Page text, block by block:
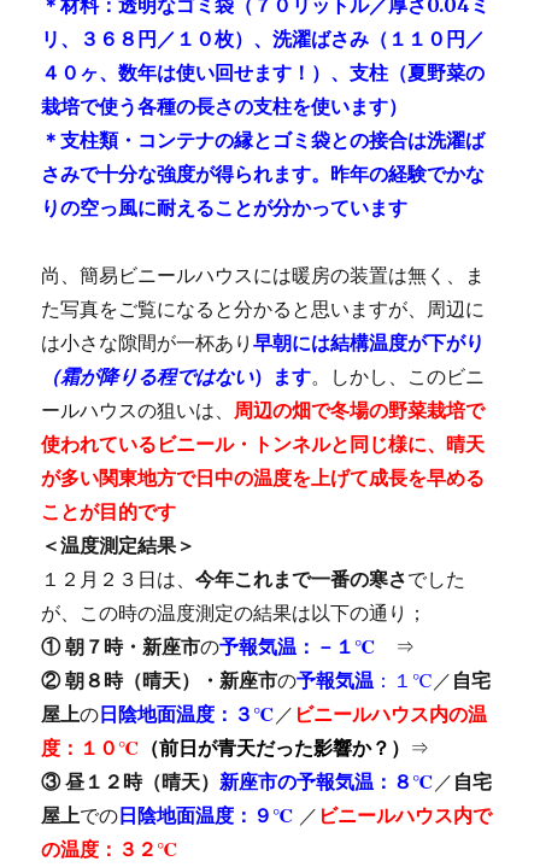
リ、３６８円／１０枚）、洗濯ばさみ（１１０円／
４０ヶ、数年は使い回せます！）、支柱（夏野菜の
栽培で使う各種の長さの支柱を使います）
＊支柱類・コンテナの縁とゴミ袋との接合は洗濯ば
さみで十分な強度が得られます。昨年の経験でかな
りの空っ風に耐えることが分かっています
尚、簡易ビニールハウスには暖房の装置は無く、ま
た写真をご覧になると分かると思いますが、周辺に
は小さな隙間が一杯あり早朝には結構温度が下がり
（霜が降りる程ではない）ます。しかし、このビニ
ールハウスの狙いは、 周辺の畑で冬場の野菜栽培で
使われているビニール・トンネルと同じ様に、晴天
が多い関東地方で日中の温度を上げて成長を早める
ことが目的です
＜温度測定結果＞
１２月２３日は、今年これまで一番の寒さでした
が、この時の温度測定の結果は以下の通り；
① 朝７時・新座市の予報気温：－１℃ ⇒
② 朝８時（晴天）・新座市の予報気温 ：１℃ ／ 自宅
屋上の日陰地面温度：３℃ ／ ビニールハウス内の温
度 ：１０℃ （前日が青天だった影響か？） ⇒
③ 昼１２時（晴天） 新座市の予報気温 ：８℃ ／ 自宅
屋上での日陰地面温度：９℃ ／ ビニールハウス内で
の温度：３２℃